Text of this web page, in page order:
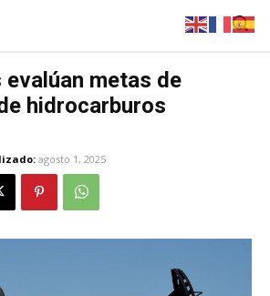
metas de
hidrocarburos
agosto 1, 2025